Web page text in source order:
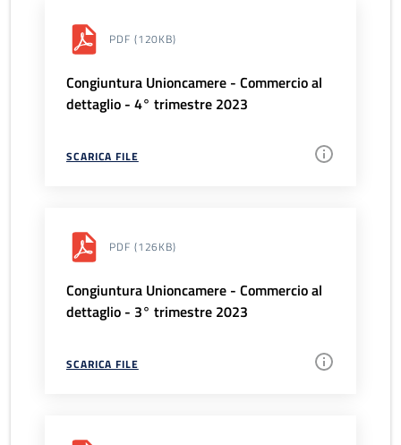
PDF (120KB)
Congiuntura Unioncamere - Commercio al
dettaglio - 4° trimestre 2023
SCARICA FILE
PDF (126KB)
Congiuntura Unioncamere - Commercio al
dettaglio - 3° trimestre 2023
SCARICA FILE